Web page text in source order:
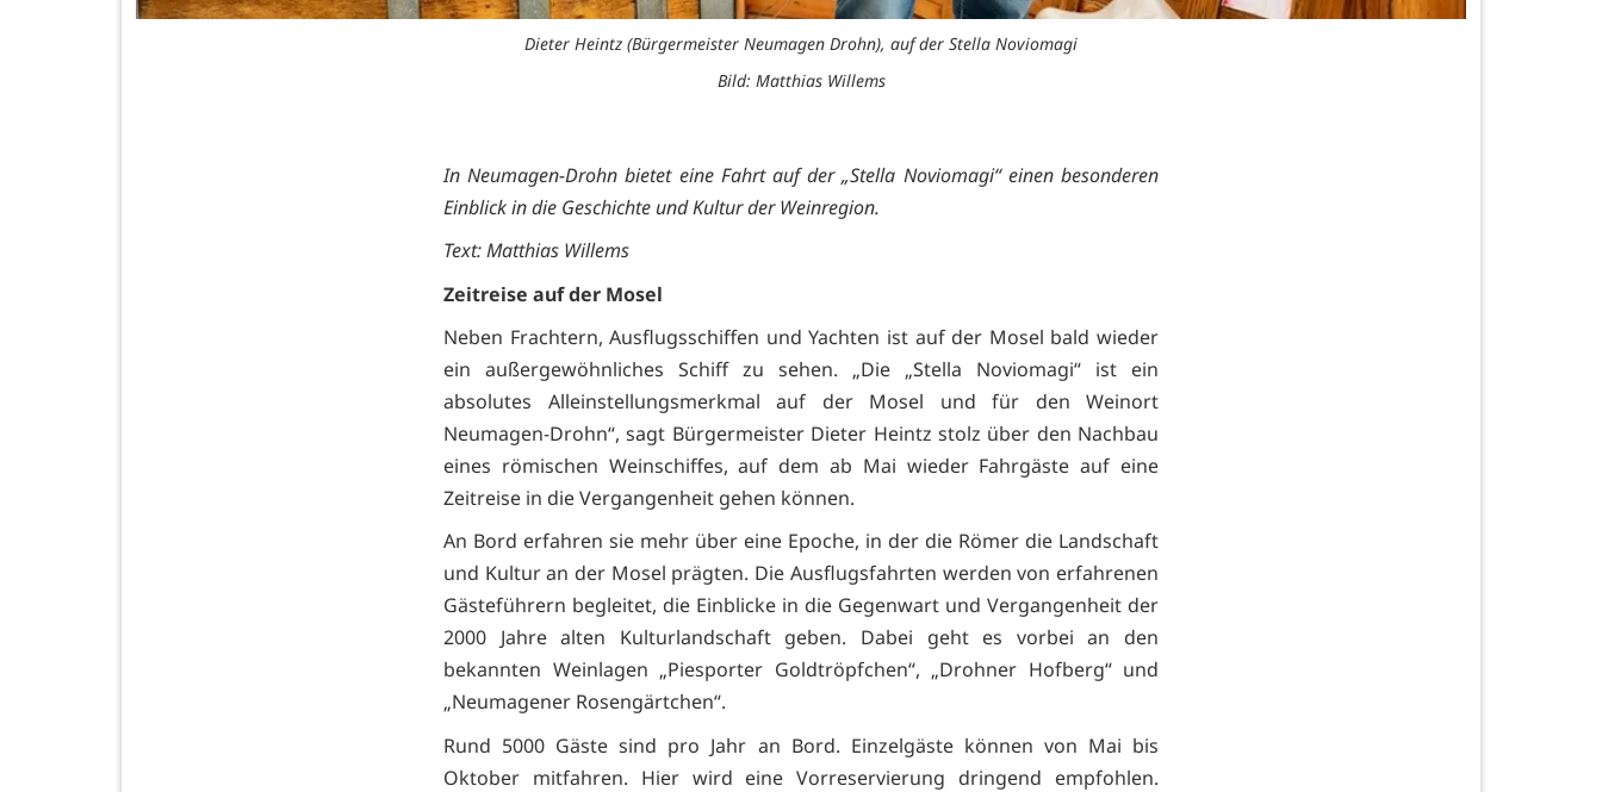
Dieter Heintz (Bürgermeister Neumagen Drohn), auf der Stella Noviomagi
Bild: Matthias Willems
In Neumagen-Drohn bietet eine Fahrt auf der „Stella Noviomagi“ einen besonderen
Einblick in die Geschichte und Kultur der Weinregion.
Text: Matthias Willems
Zeitreise auf der Mosel
Neben Frachtern, Ausflugsschiffen und Yachten ist auf der Mosel bald wieder
ein außergewöhnliches Schiff zu sehen. „Die „Stella Noviomagi“ ist ein
absolutes Alleinstellungsmerkmal auf der Mosel und für den Weinort
Neumagen-Drohn“, sagt Bürgermeister Dieter Heintz stolz über den Nachbau
eines römischen Weinschiffes, auf dem ab Mai wieder Fahrgäste auf eine
Zeitreise in die Vergangenheit gehen können.
An Bord erfahren sie mehr über eine Epoche, in der die Römer die Landschaft
und Kultur an der Mosel prägten. Die Ausflugsfahrten werden von erfahrenen
Gästeführern begleitet, die Einblicke in die Gegenwart und Vergangenheit der
2000 Jahre alten Kulturlandschaft geben. Dabei geht es vorbei an den
bekannten Weinlagen „Piesporter Goldtröpfchen“, „Drohner Hofberg“ und
„Neumagener Rosengärtchen“.
Rund 5000 Gäste sind pro Jahr an Bord. Einzelgäste können von Mai bis
Oktober mitfahren. Hier wird eine Vorreservierung dringend empfohlen.